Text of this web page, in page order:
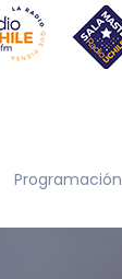
Programación